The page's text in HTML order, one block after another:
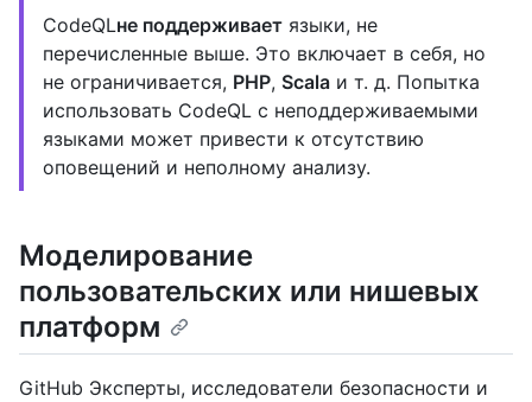
CodeQLне поддерживает языки, не
перечисленные выше. Это включает в себя, но
не ограничивается, PHP, Scala и т. д. Попытка
использовать CodeQL с неподдерживаемыми
языками может привести к отсутствию
оповещений и неполному анализу.
Моделирование
пользовательских или нишевых
платформ
GitHub Эксперты, исследователи безопасности и